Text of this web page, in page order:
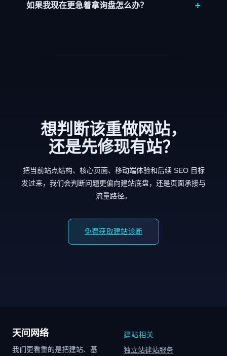
如果我现在更急着拿询盘怎么办？
想判断该重做网站，
还是先修现有站？
把当前站点结构、核心页面、移动端体验和后续 SEO 目标
发过来，我们会判断问题更偏向建站底盘，还是页面承接与
流量路径。
免费获取建站诊断
天问网络
我们更看重的是把建站、基
建站相关
独立站建站服务